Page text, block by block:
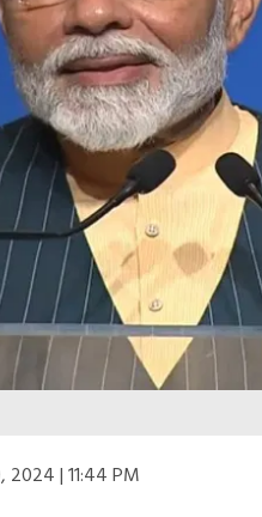
2024 | 11:44 PM